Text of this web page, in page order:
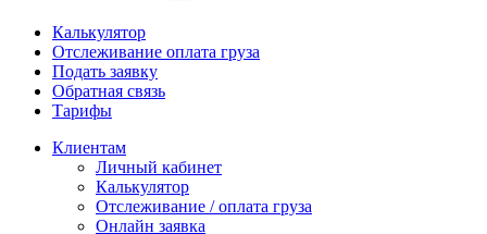
Калькулятор
Отслеживание оплата груза
Подать заявку
Обратная связь
Тарифы
Клиентам
Личный кабинет
Калькулятор
Отслеживание / оплата груза
Онлайн заявка